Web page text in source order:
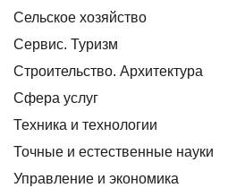
Сельское хозяйство
Сервис. Туризм
Строительство. Архитектура
Сфера услуг
Техника и технологии
Точные и естественные науки
Управление и экономика